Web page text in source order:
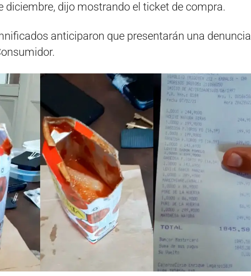
diciembre, dijo mostrando el ticket de compra.
anticiparon que presentarán una denuncia